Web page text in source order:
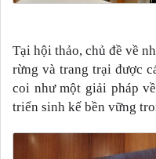
Tại hội thảo, chủ đề về
rừng và trang trại được
coi như một giải pháp
triển sinh kế bền vững